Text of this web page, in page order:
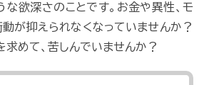
な欲深さのことです。お金や異性、モ
動が抑えられなくなっていませんか？
めて、苦しんでいませんか？